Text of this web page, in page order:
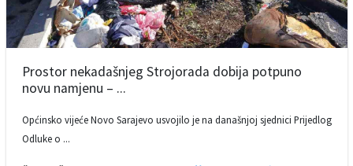
Prostor nekadašnjeg Strojorada dobija potpuno
novu namjenu – ...
Općinsko vijeće Novo Sarajevo usvojilo je na današnjoj sjednici Prijedlog
Odluke o ...